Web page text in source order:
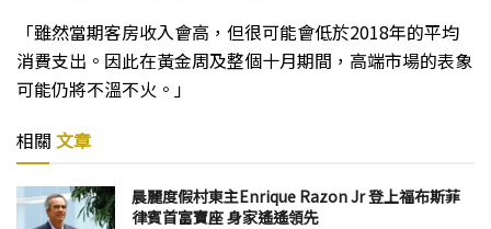
「雖然當期客房收入會高，但很可能會低於2018年的平均
消費支出。因此在黃金周及整個十月期間，高端市場的表象
可能仍將不溫不火。」
相關 文章
晨麗度假村東主Enrique Razon Jr 登上福布斯菲
律賓首富寶座 身家遙遙領先